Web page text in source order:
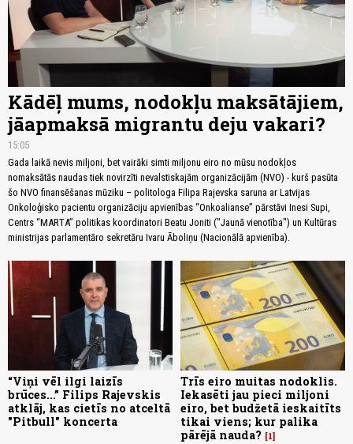
Kādēļ mums, nodokļu maksātājiem,
jāapmaksā migrantu deju vakari?
15:05
Gada laikā nevis miljoni, bet vairāki simti miljonu eiro no mūsu nodokļos
nomaksātās naudas tiek novirzīti nevalstiskajām organizācijām (NVO) - kurš pasūta
šo NVO finansēšanas mūziku – politologa Filipa Rajevska saruna ar Latvijas
Onkoloģisko pacientu organizāciju apvienības “Onkoalianse” pārstāvi Inesi Supi,
Centrs “MARTA” politikas koordinatori Beatu Joniti ("Jaunā vienotība") un Kultūras
ministrijas parlamentāro sekretāru Ivaru Āboliņu (Nacionālā apvienība).
“Viņi vēl ilgi laizīs
brūces...” Filips Rajevskis
atklāj, kas cietīs no atceltā
"Pitbull" koncerta
Trīs eiro muitas nodoklis.
Iekasēti jau pieci miljoni
eiro, bet budžetā ieskaitīts
tikai viens; kur palika
pārējā nauda?
1